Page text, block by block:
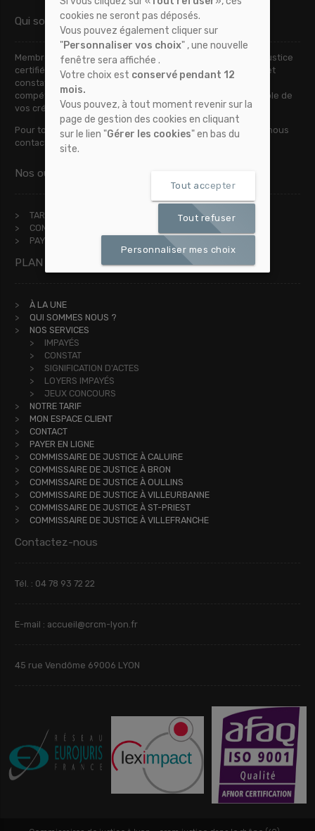
cookies ne seront pas déposés.
Vous pouvez également cliquer sur
"Personnaliser vos choix" , une nouvelle
fenêtre sera affichée .
Votre choix est conservé pendant 12
mois.
Vous pouvez, à tout moment revenir sur la
page de gestion des cookies en cliquant
sur le lien "Gérer les cookies" en bas du
site.
Tout accepter
Tout refuser
Personnaliser mes choix
Qui sommes nous ?
Membre d’une association nationale de Commissaires de Justice
certifiée, nous assurons le pilotage de vos actes, dossiers et
constats sur la France entière. Nous sommes également
compétents au niveau national pour le recouvrement amiable de
vos créances.
Pour tout renseignement complémentaire, n’hésitez pas à nous
contacter.
Nos outils
TARIFS
CONSULTER VOS DOSSIERS
PAYER EN LIGNE
PLAN DU SITE
À LA UNE
QUI SOMMES NOUS ?
NOS SERVICES
IMPAYÉS
CONSTAT
SIGNIFICATION D'ACTES
LOYERS IMPAYÉS
JEUX CONCOURS
NOTRE TARIF
MON ESPACE CLIENT
CONTACT
PAYER EN LIGNE
COMMISSAIRE DE JUSTICE À CALUIRE
COMMISSAIRE DE JUSTICE À BRON
COMMISSAIRE DE JUSTICE À OULLINS
COMMISSAIRE DE JUSTICE À VILLEURBANNE
COMMISSAIRE DE JUSTICE À ST-PRIEST
COMMISSAIRE DE JUSTICE À VILLEFRANCHE
Contactez-nous
Tél. : 04 78 93 72 22
E-mail : accueil@crcm-lyon.fr
45 rue Vendôme 69006 LYON